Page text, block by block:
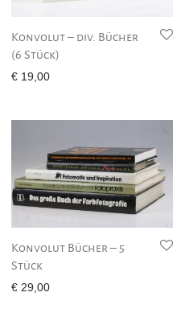
Konvolut – div. Bücher
(6 Stück)
€ 19,00
Konvolut Bücher – 5
Stück
€ 29,00